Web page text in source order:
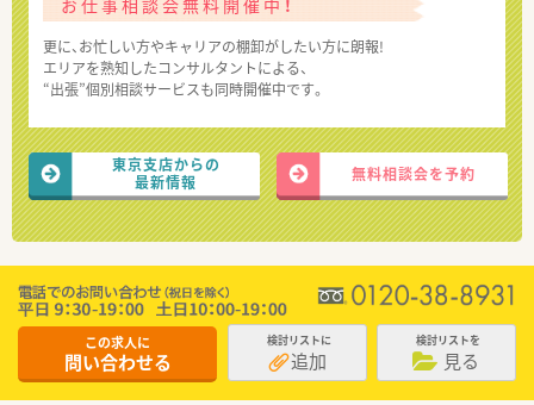
お仕事相談会無料開催中！
更に、お忙しい方やキャリアの棚卸がしたい方に朗報!
エリアを熟知したコンサルタントによる、
“出張”個別相談サービスも同時開催中です。
東京支店からの
最新情報
無料相談会を予約
この求人に
問い合わせる
検討リストに
追加
検討リストを
見る